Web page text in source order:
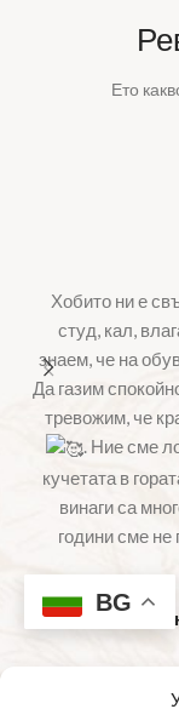
Ето
Хобито ни е
студ, кал,
знаем, че на
Да газим
тревожим, че
. Ние сме
кучетата в
винаги са
години сме не
BG